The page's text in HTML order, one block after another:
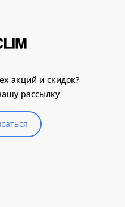
акций и скидок?
рассылку